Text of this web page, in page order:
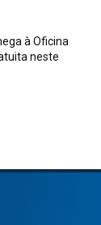
à Oficina
neste